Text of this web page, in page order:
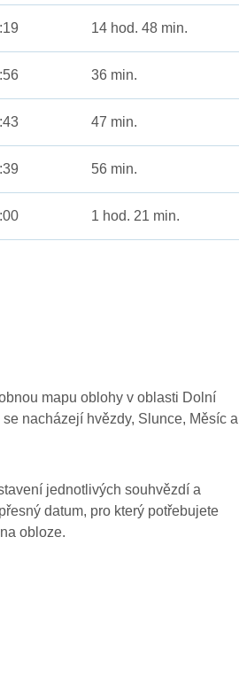
14 hod. 48 min.
36 min.
47 min.
56 min.
1 hod. 21 min.
mapu oblohy v oblasti Dolní
se nacházejí hvězdy, Slunce, Měsíc a
jednotlivých souhvězdí a
datum, pro který potřebujete
obloze.